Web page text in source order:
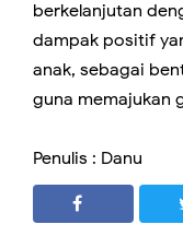
berkelanjutan
dampak positif
anak, sebagai
guna memajukan
Penulis : Danu